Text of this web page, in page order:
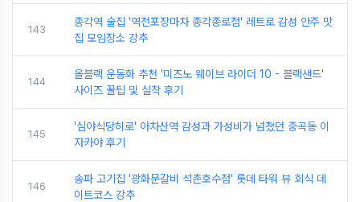
143
종각역 술집 '역전포장마차 종각종로점' 레트로 감성 안주 맛
집 모임장소 강추
144
올블랙 운동화 추천 '미즈노 웨이브 라이더 10 - 블랙샌드'
사이즈 꿀팁 및 실착 후기
145
'심야식당히로' 아차산역 감성과 가성비가 넘쳤던 중곡동 이
자카야 후기
146
송파 고기집 '광화문갈비 석촌호수점' 롯데 타워 뷰 회식 데
이트코스 강추